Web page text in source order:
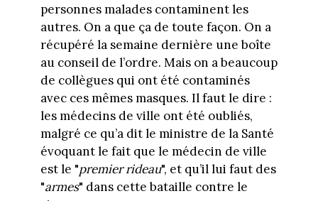
personnes malades contaminent les
autres. On a que ça de toute façon. On a
récupéré la semaine dernière une boîte
au conseil de l’ordre. Mais on a beaucoup
de collègues qui ont été contaminés
avec ces mêmes masques. Il faut le dire :
les médecins de ville ont été oubliés,
malgré ce qu’a dit le ministre de la Santé
évoquant le fait que le médecin de ville
est le "premier rideau", et qu’il lui faut des
"armes" dans cette bataille contre le